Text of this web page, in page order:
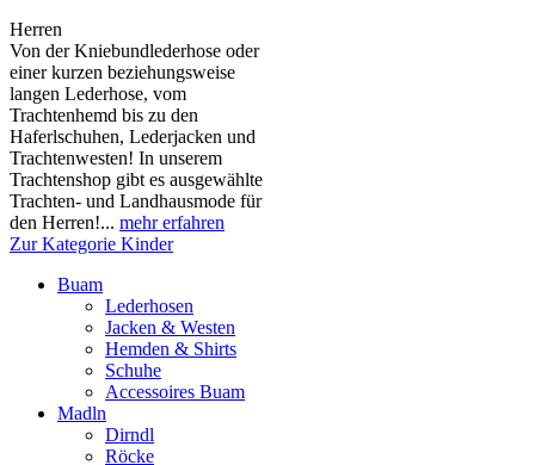
Herren
Von der Kniebundlederhose oder
einer kurzen beziehungsweise
langen Lederhose, vom
Trachtenhemd bis zu den
Haferlschuhen, Lederjacken und
Trachtenwesten! In unserem
Trachtenshop gibt es ausgewählte
Trachten- und Landhausmode für
den Herren!... mehr erfahren
Zur Kategorie Kinder
Buam
Lederhosen
Jacken & Westen
Hemden & Shirts
Schuhe
Accessoires Buam
Madln
Dirndl
Röcke